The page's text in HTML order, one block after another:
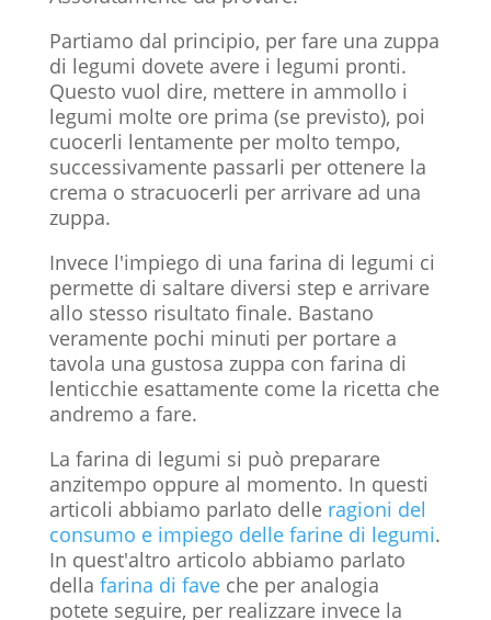
Partiamo dal principio, per fare una zuppa
di legumi dovete avere i legumi pronti.
Questo vuol dire, mettere in ammollo i
legumi molte ore prima (se previsto), poi
cuocerli lentamente per molto tempo,
successivamente passarli per ottenere la
crema o stracuocerli per arrivare ad una
zuppa.
Invece l'impiego di una farina di legumi ci
permette di saltare diversi step e arrivare
allo stesso risultato finale. Bastano
veramente pochi minuti per portare a
tavola una gustosa zuppa con farina di
lenticchie esattamente come la ricetta che
andremo a fare.
La farina di legumi si può preparare
anzitempo oppure al momento. In questi
articoli abbiamo parlato delle ragioni del
consumo e impiego delle farine di legumi.
In quest'altro articolo abbiamo parlato
della farina di faveche per analogia
potete seguire, per realizzare invece la